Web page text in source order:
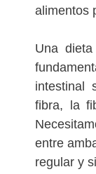
alimentos
Una
intestinal
fibra, la
entre
regular y